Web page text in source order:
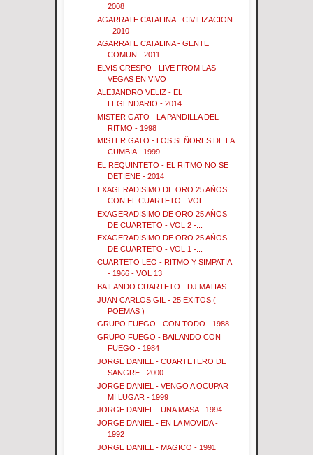
2008
AGARRATE CATALINA - CIVILIZACION
- 2010
AGARRATE CATALINA - GENTE
COMUN - 2011
ELVIS CRESPO - LIVE FROM LAS
VEGAS EN VIVO
ALEJANDRO VELIZ - EL
LEGENDARIO - 2014
MISTER GATO - LA PANDILLA DEL
RITMO - 1998
MISTER GATO - LOS SEÑORES DE LA
CUMBIA - 1999
EL REQUINTETO - EL RITMO NO SE
DETIENE - 2014
EXAGERADISIMO DE ORO 25 AÑOS
CON EL CUARTETO - VOL...
EXAGERADISIMO DE ORO 25 AÑOS
DE CUARTETO - VOL 2 -...
EXAGERADISIMO DE ORO 25 AÑOS
DE CUARTETO - VOL 1 -...
CUARTETO LEO - RITMO Y SIMPATIA
- 1966 - VOL 13
BAILANDO CUARTETO - DJ.MATIAS
JUAN CARLOS GIL - 25 EXITOS (
POEMAS )
GRUPO FUEGO - CON TODO - 1988
GRUPO FUEGO - BAILANDO CON
FUEGO - 1984
JORGE DANIEL - CUARTETERO DE
SANGRE - 2000
JORGE DANIEL - VENGO A OCUPAR
MI LUGAR - 1999
JORGE DANIEL - UNA MASA - 1994
JORGE DANIEL - EN LA MOVIDA -
1992
JORGE DANIEL - MAGICO - 1991